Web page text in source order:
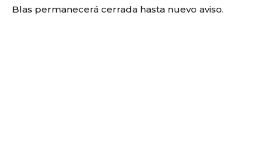
Blas permanecerá cerrada hasta nuevo aviso.